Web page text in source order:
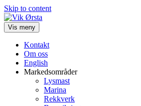
Skip to content
Vis meny
Kontakt
Om oss
English
Markedsområder
Lysmast
Marina
Rekkverk